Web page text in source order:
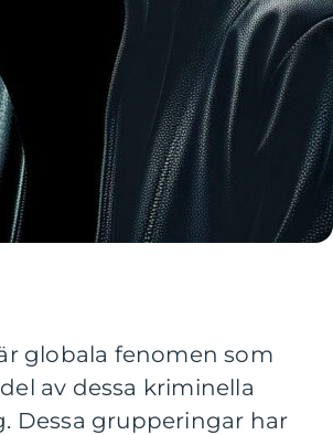
globala fenomen som
av dessa kriminella
Dessa grupperingar har